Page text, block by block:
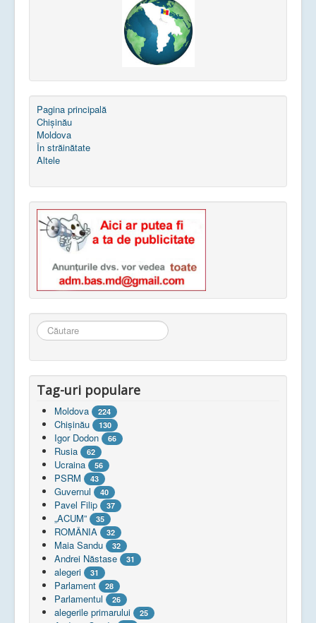
Pagina principală
Chișinău
Moldova
În străinătate
Altele
Căutare
...
Tag-uri populare
Moldova 224
Chişinău 130
Igor Dodon 66
Rusia 62
Ucraina 56
PSRM 43
Guvernul 40
Pavel Filip 37
„ACUM” 35
ROMÂNIA 32
Maia Sandu 32
Andrei Năstase 31
alegeri 31
Parlament 28
Parlamentul 26
alegerile primarului 25